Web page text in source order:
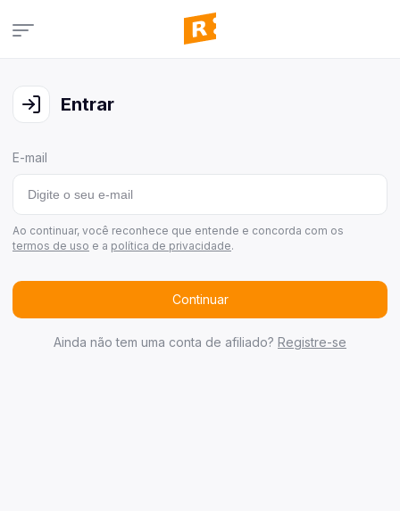
Veja todas as campanhas disponíveis
Últimos ganhadores
Veja quem já ganhou
Área de afiliados
Entrar
E-mail
Ao continuar, você reconhece que entende e concorda com os
termos de uso e a política de privacidade.
Continuar
Ainda não tem uma conta de afiliado? Registre-se